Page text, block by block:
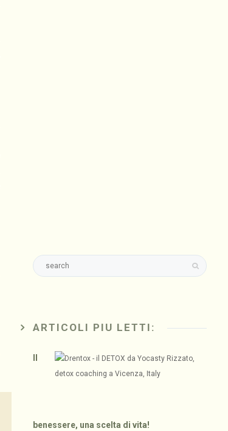
ARTICOLI PIU LETTI:
benessere, una scelta di vita!